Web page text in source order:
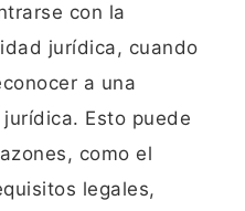
con la
jurídica, cuando
a una
Esto puede
como el
legales,